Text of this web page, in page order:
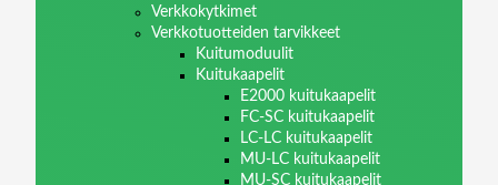
Verkkokytkimet
Verkkotuotteiden tarvikkeet
Kuitumoduulit
Kuitukaapelit
E2000 kuitukaapelit
FC-SC kuitukaapelit
LC-LC kuitukaapelit
MU-LC kuitukaapelit
MU-SC kuitukaapelit